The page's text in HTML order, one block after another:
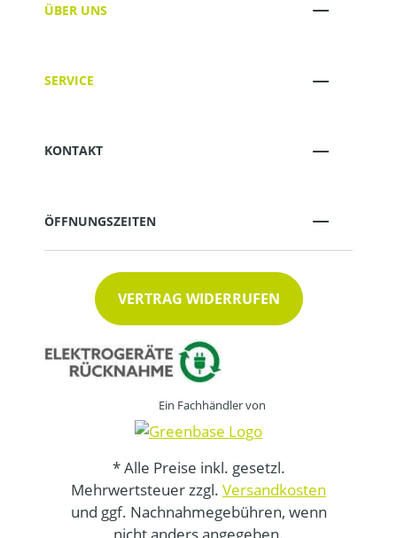
ÜBER UNS
SERVICE
KONTAKT
ÖFFNUNGSZEITEN
VERTRAG WIDERRUFEN
Ein Fachhändler von
* Alle Preise inkl. gesetzl.
Mehrwertsteuer zzgl. Versandkosten
und ggf. Nachnahmegebühren, wenn